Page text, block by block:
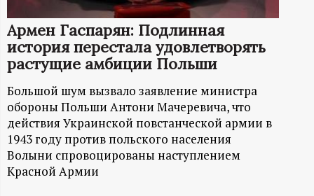
Й
Д
А
Н
-
и
Армен Гаспарян: Подлинная
история перестала удовлетворять
растущие амбиции Польши
Большой шум вызвало заявление министра
обороны Польши Антони Мачеревича, что
действия Украинской повстанческой армии в
1943 году против польского населения
Волыни спровоцированы наступлением
Красной Армии